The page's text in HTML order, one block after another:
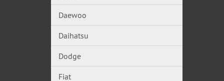
Daewoo
Daihatsu
Dodge
Fiat